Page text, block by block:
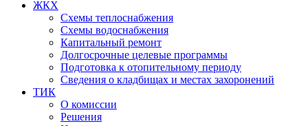
ЖКХ
Схемы теплоснабжения
Схемы водоснабжения
Капитальный ремонт
Долгосрочные целевые программы
Подготовка к отопительному периоду
Сведения о кладбищах и местах захоронений
ТИК
О комиссии
Решения